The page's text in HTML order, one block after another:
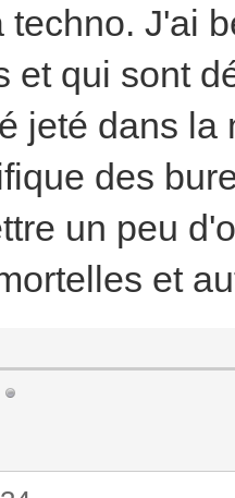
techno. J'ai
et qui sont
jeté dans
des
un peu
et